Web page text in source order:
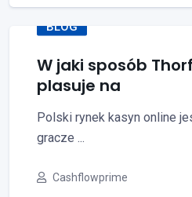
BLOG
W jaki sposób
plasuje na
Polski rynek kasyn online
gracze ...
Cashflowprime